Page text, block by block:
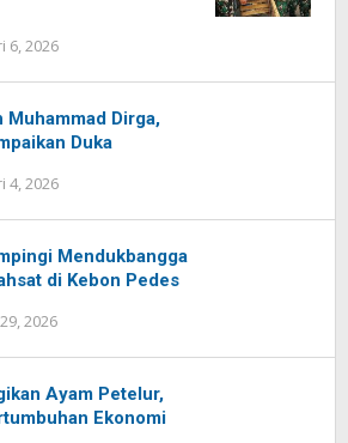
6, 2026
baru
Muhammad Dirga,
Duka
4, 2026
baru
Mendukbangga
di Kebon Pedes
2026
baru
Ayam Petelur,
Ekonomi